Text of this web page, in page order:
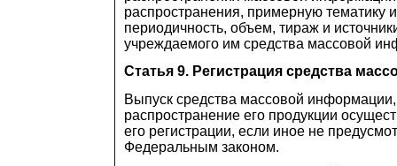
распространения, примерную тематику
периодичность, объем, тираж и
учреждаемого им средства массовой
Статья 9. Регистрация средства
Выпуск средства массовой
распространение его продукции
его регистрации, если иное не
Федеральным законом.